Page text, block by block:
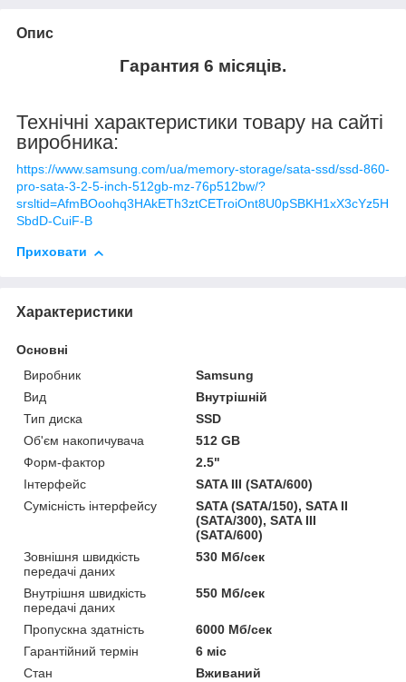
Опис
Гарантия 6 місяців.
Технічні характеристики товару на сайті
виробника:
https://www.samsung.com/ua/memory-storage/sata-ssd/ssd-860-
pro-sata-3-2-5-inch-512gb-mz-76p512bw/?
srsltid=AfmBOoohq3HAkETh3ztCETroiOnt8U0pSBKH1xX3cYz5H
SbdD-CuiF-B
Приховати
Характеристики
Основні
Виробник
Samsung
Вид
Внутрішній
Тип диска
SSD
Об'єм накопичувача
512 GB
Форм-фактор
2.5"
Інтерфейс
SATA III (SATA/600)
Сумісність інтерфейсу
SATA (SATA/150), SATA II
(SATA/300), SATA III
(SATA/600)
Зовнішня швидкість
передачі даних
530 Мб/сек
Внутрішня швидкість
передачі даних
550 Мб/сек
Пропускна здатність
6000 Мб/сек
Гарантійний термін
6 міс
Стан
Вживаний